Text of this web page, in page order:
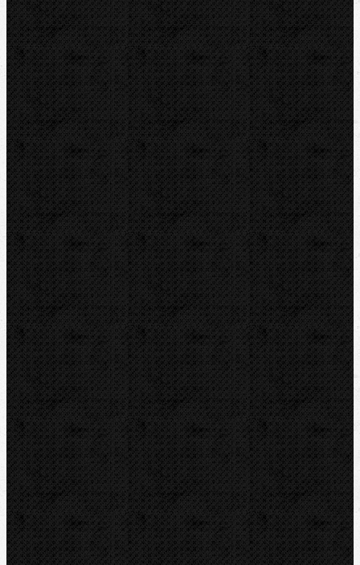
Úkosovače
Hasáky, kleště, klíče
Ohýbačky
Mechanické
Elektrické
Elekrohydraulické
Hydraulické
Ohýbací segmenty CBC
Ohýbací segmenty RIDGID
Ohýbací segmenty REMS
Ohýbací segmenty ROTHENBERGER
Ohýbačky stavební oceli
Příslušenství
Vyhrdlovače
Lisování